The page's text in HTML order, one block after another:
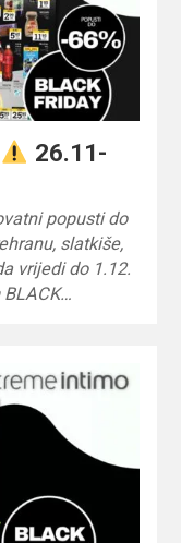
26.11-
popusti do
slatkiše,
vrijedi do 1.12.